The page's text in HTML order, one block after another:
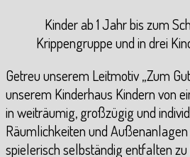
Kinder ab 1 Jahr bis zum
Krippengruppe und in drei
Getreu unserem Leitmotiv „Zum
unserem Kinderhaus Kindern von
in weiträumig, großzügig und
Räumlichkeiten und
spielerisch selbständig entfalten zu